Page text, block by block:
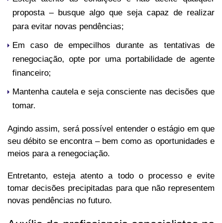
proposta – busque algo que seja capaz de realizar
para evitar novas pendências;
Em caso de empecilhos durante as tentativas de
renegociação, opte por uma portabilidade de agente
financeiro;
Mantenha cautela e seja consciente nas decisões que
tomar.
Agindo assim, será possível entender o estágio em que
seu débito se encontra – bem como as oportunidades e
meios para a renegociação.
Entretanto, esteja atento a todo o processo e evite
tomar decisões precipitadas para que não representem
novas pendências no futuro.